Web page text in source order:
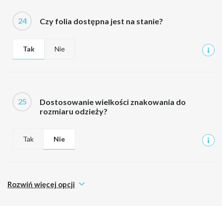
24 Czy folia dostępna jest na stanie?
Tak Nie
25
Dostosowanie wielkości znakowania do
rozmiaru odzieży?
Tak Nie
Rozwiń więcej opcji